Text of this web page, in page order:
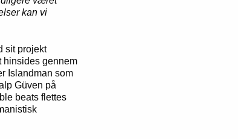
kan vi
sit projekt
hinsides gennem
Islandman som
Güven på
beats flettes